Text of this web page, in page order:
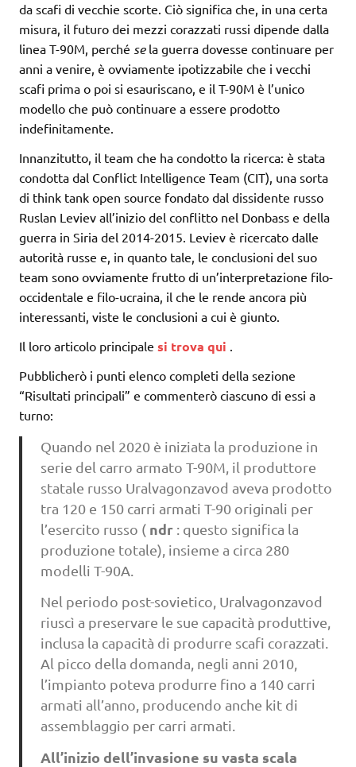
da scafi di vecchie scorte. Ciò significa che, in una certa
misura, il futuro dei mezzi corazzati russi dipende dalla
linea T-90M, perché se la guerra dovesse continuare per
anni a venire, è ovviamente ipotizzabile che i vecchi
scafi prima o poi si esauriscano, e il T-90M è l’unico
modello che può continuare a essere prodotto
indefinitamente.
Innanzitutto, il team che ha condotto la ricerca: è stata
condotta dal Conflict Intelligence Team (CIT), una sorta
di think tank open source fondato dal dissidente russo
Ruslan Leviev all’inizio del conflitto nel Donbass e della
guerra in Siria del 2014-2015. Leviev è ricercato dalle
autorità russe e, in quanto tale, le conclusioni del suo
team sono ovviamente frutto di un’interpretazione filo-
occidentale e filo-ucraina, il che le rende ancora più
interessanti, viste le conclusioni a cui è giunto.
Il loro articolo principale si trova qui .
Pubblicherò i punti elenco completi della sezione
“Risultati principali” e commenterò ciascuno di essi a
turno:
Quando nel 2020 è iniziata la produzione in
serie del carro armato T-90M, il produttore
statale russo Uralvagonzavod aveva prodotto
tra 120 e 150 carri armati T-90 originali per
l’esercito russo ( ndr : questo significa la
produzione totale), insieme a circa 280
modelli T-90A.
Nel periodo post-sovietico, Uralvagonzavod
riuscì a preservare le sue capacità produttive,
inclusa la capacità di produrre scafi corazzati.
Al picco della domanda, negli anni 2010,
l’impianto poteva produrre fino a 140 carri
armati all’anno, producendo anche kit di
assemblaggio per carri armati.
All’inizio dell’invasione su vasta scala